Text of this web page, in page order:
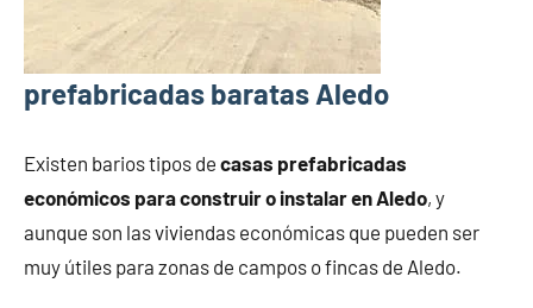
prefabricadas baratas Aledo
Existen barios tipos de casas prefabricadas
económicos para construir o instalar en Aledo, y
aunque son las viviendas económicas que pueden ser
muy útiles para zonas de campos o fincas de Aledo.